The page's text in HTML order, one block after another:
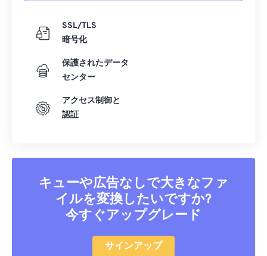
SSL/TLS
暗号化
保護されたデータ
センター
アクセス制御と
認証
キューや広告なしで大きなファ
イルを変換したいですか?
今すぐアップグレード
サインアップ